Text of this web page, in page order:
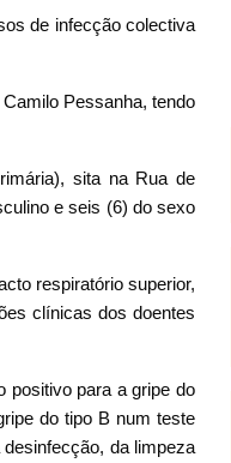
de infecção colectiva
Pessanha, tendo
sita na Rua de
e seis (6) do sexo
respiratório superior,
clínicas dos doentes
positivo para a gripe do
do tipo B num teste
da limpeza